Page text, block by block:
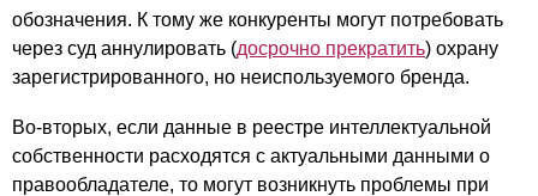
обозначения. К тому же конкуренты могут потребовать
через суд аннулировать (досрочно прекратить) охрану
зарегистрированного, но неиспользуемого бренда.
Во-вторых, если данные в реестре интеллектуальной
собственности расходятся с актуальными данными о
правообладателе, то могут возникнуть проблемы при